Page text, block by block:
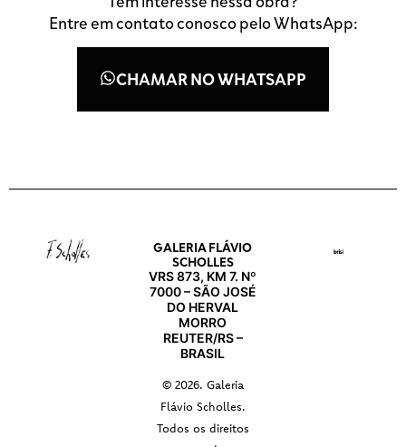
Entre em contato conosco pelo WhatsApp:
CHAMAR NO WHATSAPP
GALERIA FLÁVIO
SCHOLLES
VRS 873, KM 7. Nº
7000 – SÃO JOSÉ
DO HERVAL
MORRO
REUTER/RS –
BRASIL
© 2026. Galeria
Flávio Scholles.
Todos os direitos